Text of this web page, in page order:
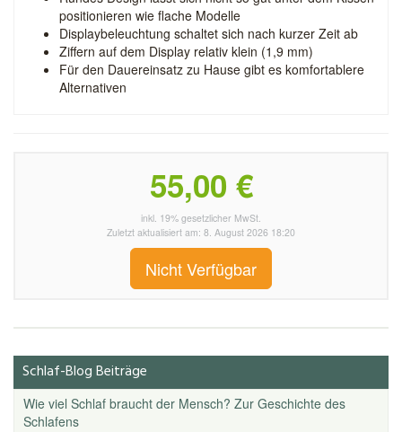
positionieren wie flache Modelle
Displaybeleuchtung schaltet sich nach kurzer Zeit ab
Ziffern auf dem Display relativ klein (1,9 mm)
Für den Dauereinsatz zu Hause gibt es komfortablere
Alternativen
55,00 €
inkl. 19% gesetzlicher MwSt.
Zuletzt aktualisiert am: 8. August 2026 18:20
Nicht Verfügbar
Schlaf-Blog Beiträge
Wie viel Schlaf braucht der Mensch? Zur Geschichte des
Schlafens